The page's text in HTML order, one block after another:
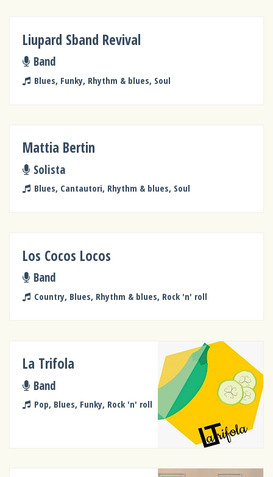
Liupard Sband Revival
Band
Blues, Funky, Rhythm & blues, Soul
Mattia Bertin
Solista
Blues, Cantautori, Rhythm & blues, Soul
Los Cocos Locos
Band
Country, Blues, Rhythm & blues, Rock 'n' roll
La Trifola
Band
Pop, Blues, Funky, Rock 'n' roll